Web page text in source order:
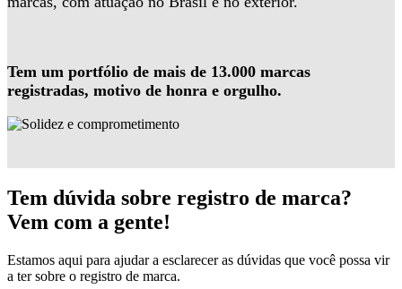
Tem um portfólio de mais de 13.000 marcas
registradas, motivo de honra e orgulho.
Tem dúvida sobre registro de marca?
Vem com a gente!
Estamos aqui para ajudar a esclarecer as dúvidas que você possa vir
a ter sobre o registro de marca.